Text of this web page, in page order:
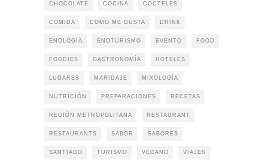
CHOCOLATE COCINA COCTELES
COMIDA COMO ME GUSTA DRINK
ENOLOGIA ENOTURISMO EVENTO FOOD
FOODIES GASTRONOMÍA HOTELES
LUGARES MARIDAJE MIXOLOGÍA
NUTRICIÓN PREPARACIONES RECETAS
REGIÓN METROPOLITANA RESTAURANT
RESTAURANTS SABOR SABORES
SANTIAGO TURISMO VEGANO VIAJES